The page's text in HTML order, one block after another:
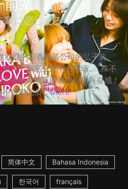
辈
輩に恋してる
欢迎的彩香爱慕公司的弘子前
魅力，却完全派不上用场……殊不
很努力地压抑着内心的兴奋感！
放弃的后... More
简体中文 Bahasa Indonesia
한국어 français